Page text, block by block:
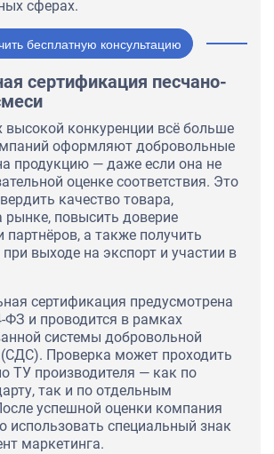
сферах.
бесплатную консультацию
сертификация песчано-
высокой конкуренции всё больше
оформляют добровольные
продукцию — даже если она не
оценке соответствия. Это
качество товара,
рынке, повысить доверие
партнёров, а также получить
выходе на экспорт и участии в
сертификация предусмотрена
и проводится в рамках
системы добровольной
Проверка может проходить
ТУ производителя — как по
так и по отдельным
успешной оценки компания
использовать специальный знак
маркетинга.